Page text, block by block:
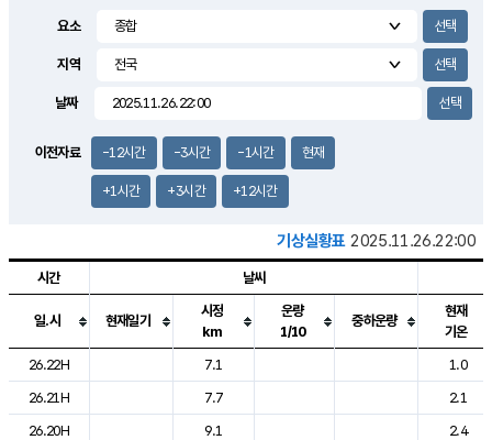
4.0m/s
요소
지역
날짜
이전자료 -12시간 -3시간 -1시간 현재
+1시간 +3시간 +12시간
기상실황표 2025.11.26.22:00
도시별 기상실황표로 지점, 날씨, 기온, 강수, 바람, 기압등을 안내한 표입
시간 날씨
일.시 현재일기
시정
km
운량
1/10
중하운량
현재
기온
26.22H
7.1
1.0
26.21H
7.7
2.1
26.20H
9.1
2.4